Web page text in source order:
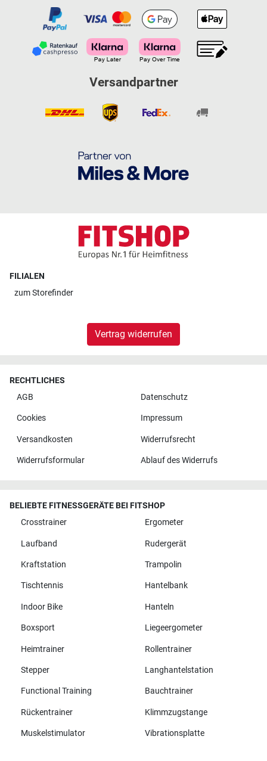
Versandpartner
FILIALEN
zumStorefinder
Vertrag widerrufen
RECHTLICHES
AGB
Datenschutz
Cookies Impressum
Versandkosten Widerrufsrecht
Widerrufsformular Ablauf des Widerrufs
BELIEBTE FITNESSGERÄTE BEI FITSHOP
Crosstrainer
Ergometer
Laufband Rudergerät
Kraftstation Trampolin
Tischtennis Hantelbank
Indoor Bike Hanteln
Boxsport Liegeergometer
Heimtrainer Rollentrainer
Stepper Langhantelstation
Functional Training Bauchtrainer
Rückentrainer Klimmzugstange
Muskelstimulator Vibrationsplatte